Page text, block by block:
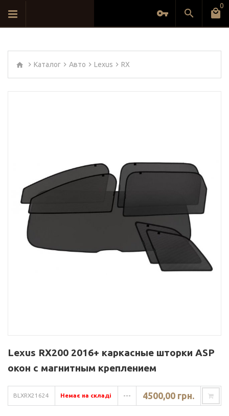
0
Каталог Авто Lexus RX
Lexus RX200 2016+ каркасные шторки ASP
окон с магнитным креплением
BLXRX21624 Немає на складі --- 4500,00 грн.